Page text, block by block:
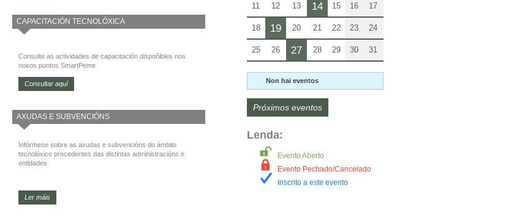
CAPACITACIÓN TECNOLÓXICA
Consulte as actividades de capacitación dispoñibles nos
nosos puntos SmartPeme
Consultar aquí
AXUDAS E SUBVENCIÓNS
Infórmese sobre as axudas e subvencións do ámbito
tecnolóxico procedentes das distintas administracións e
entidades
Ler máis
11 12 13 14 15 16 17
18 19 20 21 22 23 24
25 26 27 28 29 30 31
Non hai eventos
Próximos eventos
Lenda:
Evento Aberto
Evento Pechado/Cancelado
Inscrito a este evento